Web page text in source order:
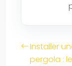
Installer
pergola :